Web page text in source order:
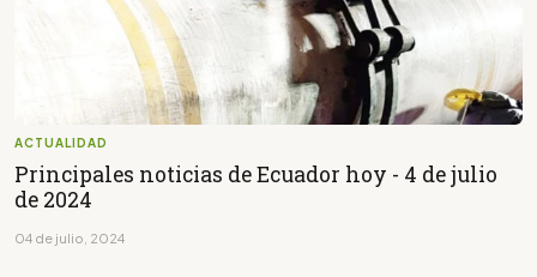
ACTUALIDAD
Principales noticias de Ecuador hoy - 4 de julio
de 2024
04 de julio, 2024